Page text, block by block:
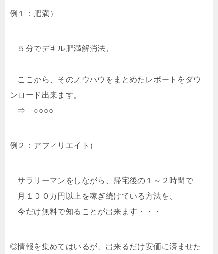
例１：肥満）
５分でデキル肥満解消法。
ここから、そのノウハウをまとめたレポートをダウ
ンロード出来ます。
⇒ ○○○○
例２：アフィリエイト）
サラリーマンをしながら、帰宅後の１～２時間で
月１００万円以上を稼ぎ続けている方法を、
今だけ無料で知ることが出来ます・・・
◎情報を集めてはいるが、出来るだけ安価に済ませた